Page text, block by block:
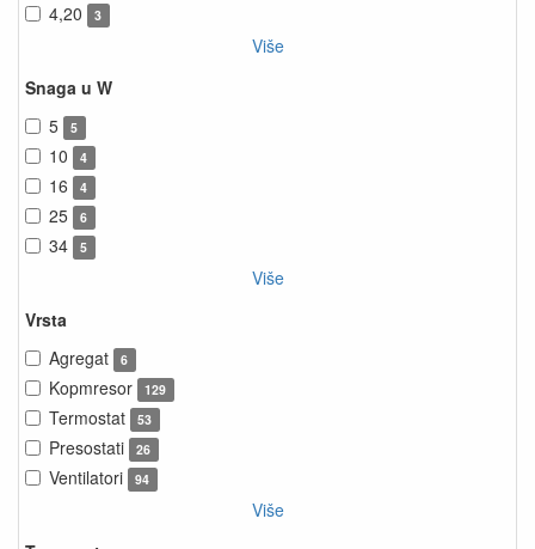
4,20 3
Više
Snaga u W
5
5
10 4
16 4
25 6
34 5
Više
Vrsta
Agregat
6
Kopmresor 129
Termostat 53
Presostati 26
Ventilatori 94
Više